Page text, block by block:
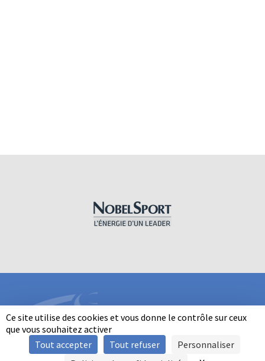
Ce site utilise des cookies et vous donne le contrôle sur ceux
que vous souhaitez activer
Tout accepter
Tout refuser
Personnaliser
INFORMATIONS